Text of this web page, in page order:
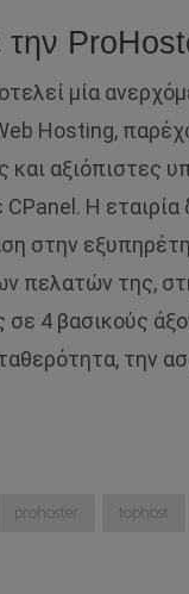
την
μία
Hosting,
αξιόπιστες
Η εταιρία
στην
πελατών της,
σε 4 βασικούς
την
prohoster tophost